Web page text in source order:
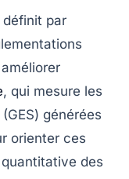
définit par
, qui mesure les
(GES) générées
orienter ces
des